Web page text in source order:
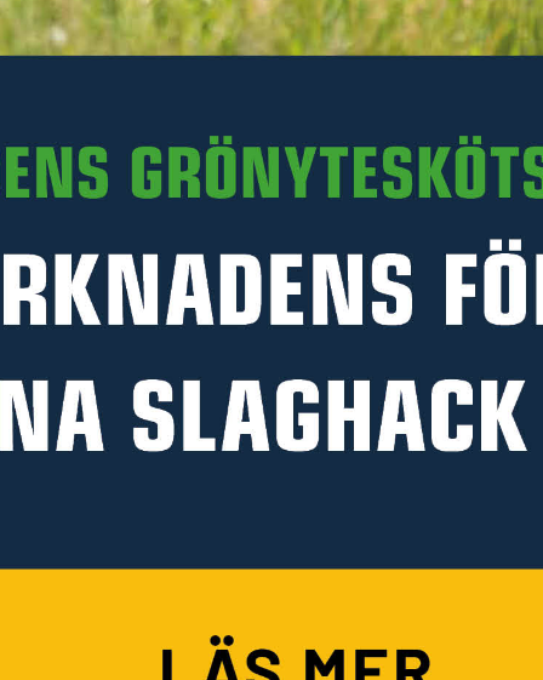
Art. nr 80-TBM504CS
PRODUKTINFORMATION